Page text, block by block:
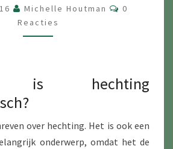
PROBLEEM?
Michelle Houtman Reacties
0
Reacties
is hechting
over hechting. Het is ook een
onderwerp, omdat het de